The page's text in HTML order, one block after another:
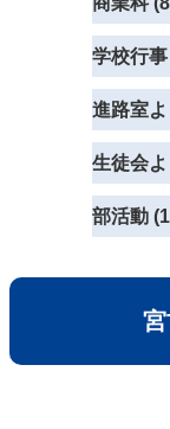
学校行
進路室
生徒会
部活動